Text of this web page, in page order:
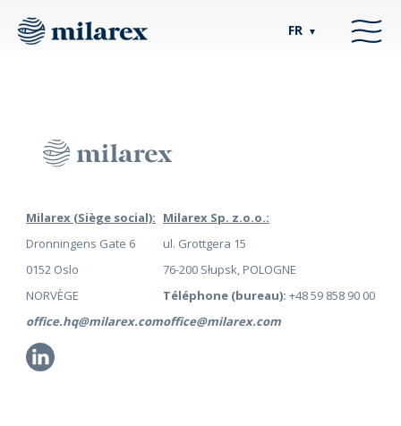
FR ▼
Milarex (Siège social):
Dronningens Gate 6
0152 Oslo
NORVÈGE
office.hq@milarex.com
Li
Milarex Sp. z.o.o.:
ul. Grottgera 15
76-200 Słupsk, POLOGNE
Téléphone (bureau): +48 59 858 90 00
office@milarex.com